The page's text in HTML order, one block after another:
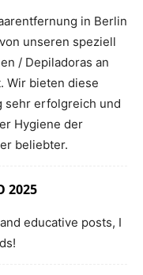
in Berlin
unseren speziell
/ Depiladoras an
Wir bieten diese
sehr erfolgreich und
Hygiene der
beliebter.
2025
educative posts, I